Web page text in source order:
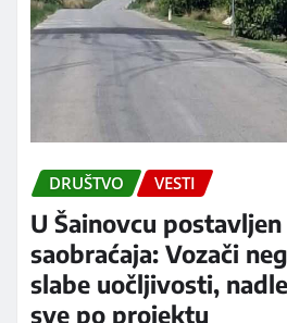
DRUŠTVO VESTI
U Šainovcu
saobraćaja: Vozači
slabe uočljivosti,
sve po projektu